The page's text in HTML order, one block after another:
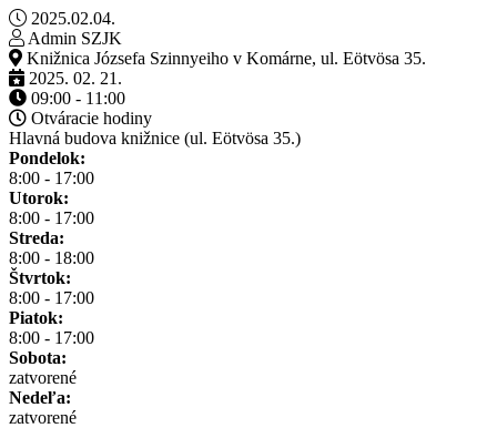
2025.02.04.
Admin SZJK
Knižnica Józsefa Szinnyeiho v Komárne, ul. Eötvösa 35.
2025. 02. 21.
09:00 - 11:00
Otváracie hodiny
Hlavná budova knižnice (ul. Eötvösa 35.)
Pondelok:
8:00 - 17:00
Utorok:
8:00 - 17:00
Streda:
8:00 - 18:00
Štvrtok:
8:00 - 17:00
Piatok:
8:00 - 17:00
Sobota:
zatvorené
Nedeľa:
zatvorené